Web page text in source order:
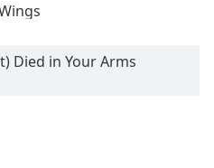
Died in Your Arms